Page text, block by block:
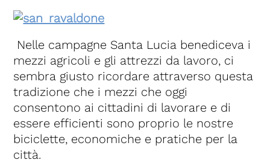
Nelle campagne Santa Lucia benediceva i
mezzi agricoli e gli attrezzi da lavoro, ci
sembra giusto ricordare attraverso questa
tradizione che i mezzi che oggi
consentono ai cittadini di lavorare e di
essere efficienti sono proprio le nostre
biciclette, economiche e pratiche per la
città.